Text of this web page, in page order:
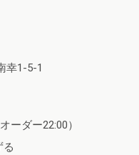
幸1-5-1
ーダー22:00）
る